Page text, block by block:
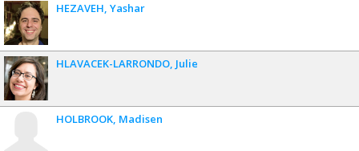
HEZAVEH Yashar
HLAVACEK-LARRONDO Julie
HOLBROOK Madisen